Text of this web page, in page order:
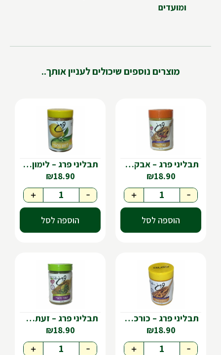
ומועדים
מוצרים נוספים שיכולים לעניין אותך..
תבליני פרג – אבקת קארי הודי
₪18.90
-
+
הוספה לסל
תבליני פרג – לימון בלאדי כבוש
₪18.90
-
+
הוספה לסל
תבליני פרג – כורכום טחון
₪18.90
-
+
תבליני פרג – זעתר בלאדי
₪18.90
-
+